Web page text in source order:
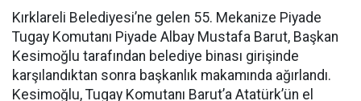
Kırklareli Belediyesi’ne gelen 55. Mekanize Piyade
Tugay Komutanı Piyade Albay Mustafa Barut, Başkan
Kesimoğlu tarafından belediye binası girişinde
karşılandıktan sonra başkanlık makamında ağırlandı.
Kesimoğlu, Tugay Komutanı Barut’a Atatürk’ün el